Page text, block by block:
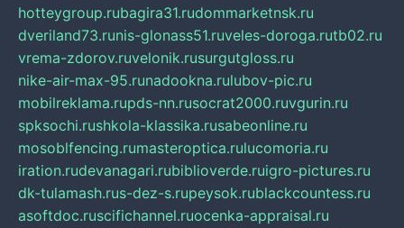
hotteygroup.rubagira31.rudommarketnsk.ru
dveriland73.runis-glonass51.ruveles-doroga.rutb02.ru
vrema-zdorov.ruvelonik.rusurgutgloss.ru
nike-air-max-95.runadookna.rulubov-pic.ru
mobilreklama.rupds-nn.rusocrat2000.ruvgurin.ru
spksochi.rushkola-klassika.rusabeonline.ru
mosoblfencing.rumasteroptica.rulucomoria.ru
iration.rudevanagari.rubiblioverde.ruigro-pictures.ru
dk-tulamash.rus-dez-s.rupeysok.rublackcountess.ru
asoftdoc.ruscifichannel.ruocenka-appraisal.ru